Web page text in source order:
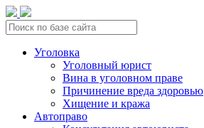
Уголовка
Уголовный юрист
Вина в уголовном праве
Причинение вреда здоровью
Хищение и кража
Автоправо